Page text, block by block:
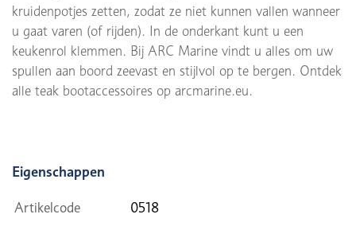
kruidenpotjes zetten, zodat ze niet kunnen vallen wanneer
u gaat varen (of rijden). In de onderkant kunt u een
keukenrol klemmen. Bij ARC Marine vindt u alles om uw
spullen aan boord zeevast en stijlvol op te bergen. Ontdek
alle teak bootaccessoires op arcmarine.eu.
Eigenschappen
Artikelcode 0518